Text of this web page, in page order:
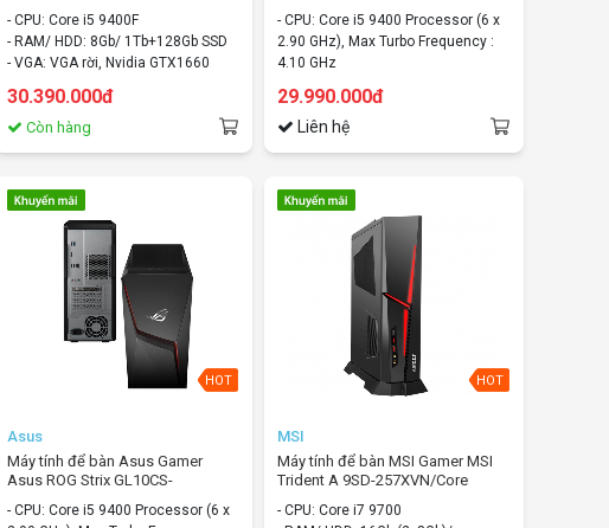
GTX1660/Dos
- CPU: Core i5 9400F
- RAM/ HDD: 8Gb/ 1Tb+128Gb SSD
- VGA: VGA rời, Nvidia GTX1660
30.390.000đ
Còn hàng
SSD/Nvidia RTX2060/Windows 10
home
- CPU: Core i5 9400 Processor (6 x
2.90 GHz), Max Turbo Frequency :
4.10 GHz
- VGA: VGA rời, Nvidia RTX2060
- OS: Windows 10 home
29.990.000đ
Liên hệ
HOT
Asus
Máy tính để bàn Asus Gamer
Asus ROG Strix GL10CS-
SSD/Nvidia RTX1660TI/Windows
- CPU: Core i5 9400 Processor (6 x
HOT
MSI
Máy tính để bàn MSI Gamer MSI
Trident A 9SD-257XVN/Core
SSD/Nvidia GTX1660/Dos
- CPU: Core i7 9700